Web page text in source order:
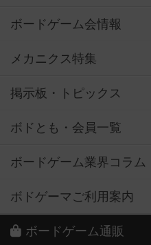
ボードゲーム会情報
メカニクス特集
掲示板・トピックス
ボドとも・会員一覧
ボードゲーム業界コラム
ボドゲーマご利用案内
ボードゲーム通販